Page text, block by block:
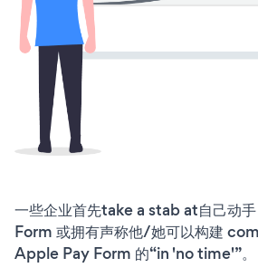
一些企业首先take a stab at自己动
Form 或拥有声称他/她可以构建
Apple Pay Form 的“in 'no time'”。